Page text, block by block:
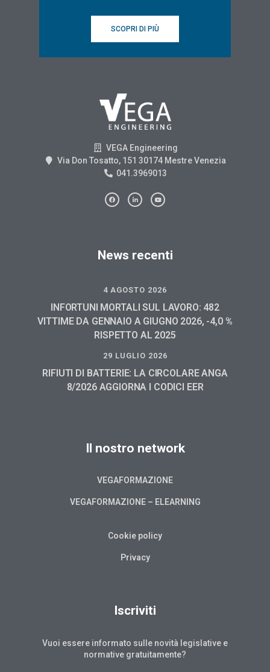
SCOPRI DI PIÙ
VEGA Engineering
Via Don Tosatto, 151 30174 Mestre Venezia
041.3969013
News recenti
4 AGOSTO 2026
INFORTUNI MORTALI SUL LAVORO: 482
VITTIME DA GENNAIO A GIUGNO 2026, -4,0 %
RISPETTO AL 2025
29 LUGLIO 2026
RIFIUTI DI BATTERIE: LA CIRCOLARE ANGA
8/2026 AGGIORNA I CODICI EER
Il nostro network
VEGAFORMAZIONE
VEGAFORMAZIONE – ELEARNING
Cookie policy
Privacy
Iscriviti
Vuoi essere informato sulle novità legislative e
normative gratuitamente?